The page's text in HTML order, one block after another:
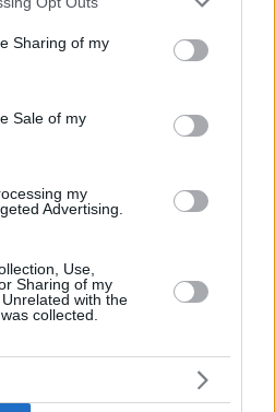
behaviour. You may click to
and its third-party tags to
purposes in below Google
Sharing of my
Sale of my
my
Advertising.
Use,
Sharing of my
with the
collected.
προσγειώθηκε (και
στην Ανάβυσσο
πας